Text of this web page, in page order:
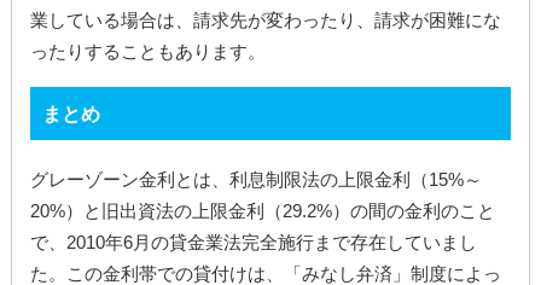
業している場合は、請求先が変わったり、請求が困難にな
ったりすることもあります。
まとめ
グレーゾーン金利とは、利息制限法の上限金利（15%～
20%）と旧出資法の上限金利（29.2%）の間の金利のこと
で、2010年6月の貸金業法完全施行まで存在していまし
た。この金利帯での貸付けは、「みなし弁済」制度によっ